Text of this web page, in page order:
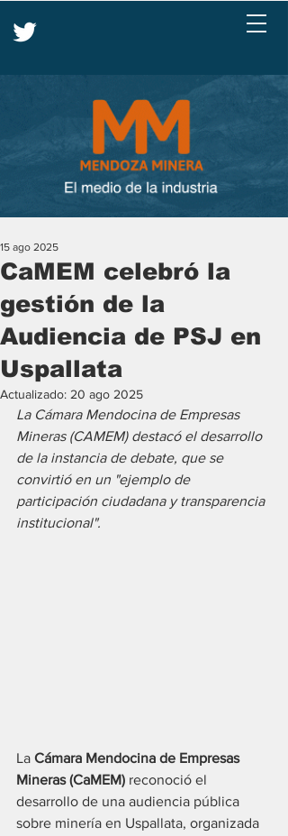
CaMEM celebró la
gestión de la
Audiencia de PSJ en
Uspallata
15 ago 2025
Actualizado: 20 ago 2025
La Cámara Mendocina de Empresas
Mineras (CAMEM) destacó el desarrollo
de la instancia de debate, que se
convirtió en un "ejemplo de
participación ciudadana y transparencia
institucional".
La Cámara Mendocina de Empresas
Mineras (CaMEM) reconoció el
desarrollo de una audiencia pública
sobre minería en Uspallata, organizada